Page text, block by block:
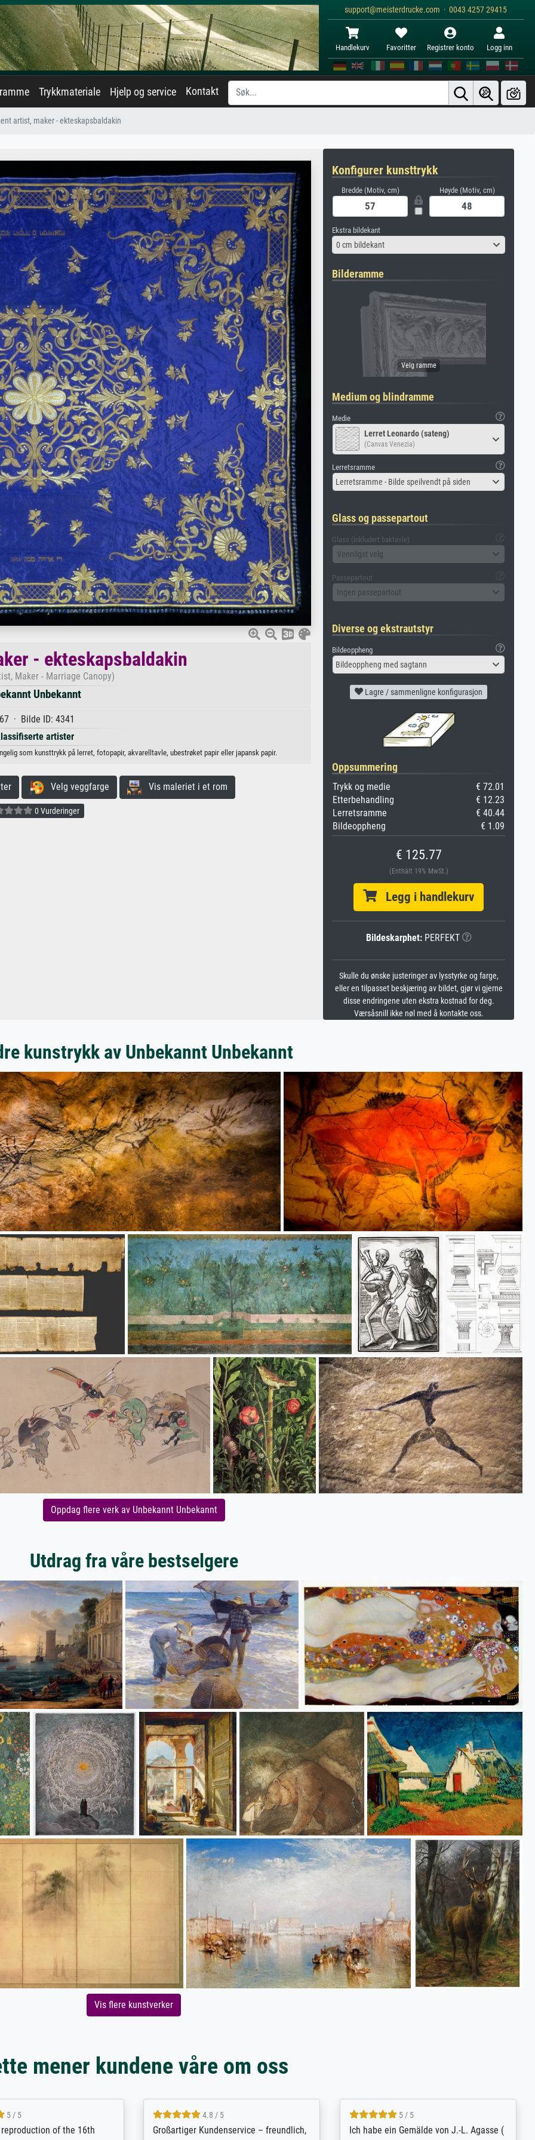
support@meisterdrucke.com · 0043 4257 29415
Handlekurv Favoritter Registrer konto Logg inn
Trykkmateriale Hjelp og service Kontakt
artist, maker - ekteskapsbaldakin
- ekteskapsbaldakin
Maker - Marriage Canopy)
Unbekannt
· Bilde ID: 4341
artister
som kunsttrykk på lerret, fotopapir, akvarelltavle, ubestrøket papir eller japansk papir.
Velg veggfarge Vis maleriet i et rom
0 Vurderinger
Konfigurer kunsttrykk
Bredde (Motiv, cm) Høyde (Motiv, cm)
Ekstra bildekant
0 cm bildekant
Bilderamme
Medium og blindramme
Medie
Lerret Leonardo (sateng)
(Canvas Venezia)
Lerretsramme
Lerretsramme - Bilde speilvendt på siden
Glass og passepartout
Glass (inkludert baktavle)
Vennligst velg
Passepartout
Ingen passepartout
Diverse og ekstrautstyr
Bildeoppheng
Bildeoppheng med sagtann
Lagre / sammenligne konfigurasjon
Oppsummering
Trykk og medie
€ 72.01
Etterbehandling
€ 12.23
Lerretsramme
€ 40.44
Bildeoppheng
€ 1.09
€ 125.77
(Enthält 19% MwSt.)
Legg i handlekurv
Bildeskarphet:PERFEKT
Skulle du ønske justeringer av lysstyrke og farge,
eller en tilpasset beskjæring av bildet, gjør vi gjerne
disse endringene uten ekstra kostnad for deg.
Værsåsnill ikke nøl med å kontakte oss.
kunstrykk av Unbekannt Unbekannt
Oppdag flere verk av Unbekannt Unbekannt
Utdrag fra våre bestselgere
Vis flere kunstverker
mener kundene våre om oss
5 / 5
Meisterdrucke strives to
5 / 5
Outstanding quality and customer
4.8 / 5
Qualité absolument irréprochable.